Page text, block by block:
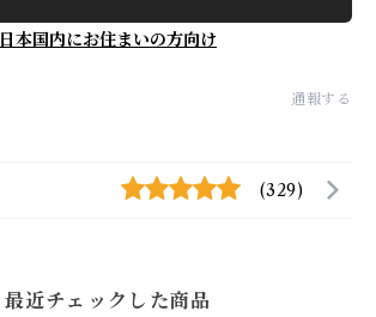
日本国内にお住まいの方向け
通報する
(329)
最近チェックした商品